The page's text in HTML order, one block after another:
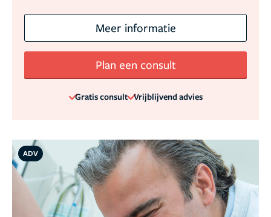
Meer informatie
Plan een consult
Gratis consult Vrijblijvend advies
ADV